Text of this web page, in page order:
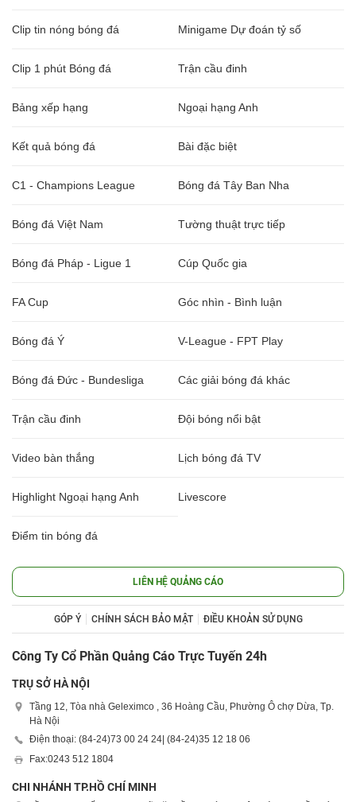
Clip tin nóng bóng đá Minigame Dự đoán tỷ số
Clip 1 phút Bóng đá Trận cầu đinh
Bảng xếp hạng Ngoại hạng Anh
Kết quả bóng đá Bài đặc biệt
C1 - Champions League Bóng đá Tây Ban Nha
Bóng đá Việt Nam Tường thuật trực tiếp
Bóng đá Pháp - Ligue 1 Cúp Quốc gia
FA Cup Góc nhìn - Bình luận
Bóng đá Ý V-League - FPT Play
Bóng đá Đức - Bundesliga Các giải bóng đá khác
Trận cầu đinh Đội bóng nổi bật
Video bàn thắng Lịch bóng đá TV
Highlight Ngoại hạng Anh Livescore
Điểm tin bóng đá
LIÊN HỆ QUẢNG CÁO
GÓP Ý CHÍNH SÁCH BẢO MẬT ĐIỀU KHOẢN SỬ DỤNG
Công Ty Cổ Phần Quảng Cáo Trực Tuyến 24h
TRỤ SỞ HÀ NỘI
Tầng 12, Tòa nhà Geleximco , 36 Hoàng Cầu, Phường Ô chợ Dừa, Tp.
Hà Nội
Điện thoại: (84-24)73 00 24 24| (84-24)35 12 18 06
Fax:0243 512 1804
CHI NHÁNH TP.HỒ CHÍ MINH